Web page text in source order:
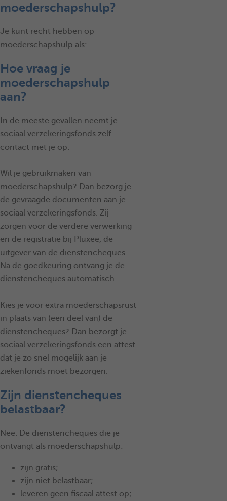
moederschapshulp?
Je kunt recht hebben op
moederschapshulp als:
Hoe vraag je
moederschapshulp
aan?
In de meeste gevallen neemt je
sociaal verzekeringsfonds zelf
contact met je op.
Wil je gebruikmaken van
moederschapshulp? Dan bezorg je
de gevraagde documenten aan je
sociaal verzekeringsfonds. Zij
zorgen voor de verdere verwerking
en de registratie bij Pluxee, de
uitgever van de dienstencheques.
Na de goedkeuring ontvang je de
dienstencheques automatisch.
Kies je voor extra moederschapsrust
in plaats van (een deel van) de
dienstencheques? Dan bezorgt je
sociaal verzekeringsfonds een attest
dat je zo snel mogelijk aan je
ziekenfonds moet bezorgen.
Zijn dienstencheques
belastbaar?
Nee. De dienstencheques die je
ontvangt als moederschapshulp:
zijn gratis;
zijn niet belastbaar;
leveren geen fiscaal attest op;